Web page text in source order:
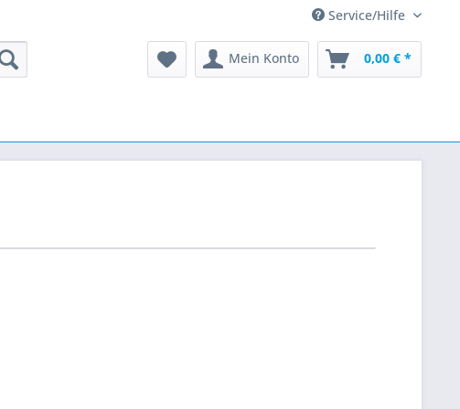
Service/Hilfe
Mein Konto 0,00 € *